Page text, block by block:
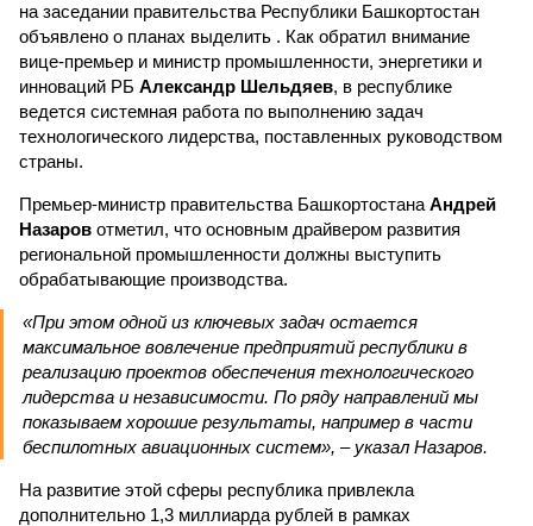
на заседании правительства Республики Башкортостан
объявлено о планах выделить . Как обратил внимание
вице-премьер и министр промышленности, энергетики и
инноваций РБ Александр Шельдяев, в республике
ведется системная работа по выполнению задач
технологического лидерства, поставленных руководством
страны.
Премьер-министр правительства Башкортостана Андрей
Назаров отметил, что основным драйвером развития
региональной промышленности должны выступить
обрабатывающие производства.
«При этом одной из ключевых задач остается
максимальное вовлечение предприятий республики в
реализацию проектов обеспечения технологического
лидерства и независимости. По ряду направлений мы
показываем хорошие результаты, например в части
беспилотных авиационных систем», – указал Назаров.
На развитие этой сферы республика привлекла
дополнительно 1,3 миллиарда рублей в рамках